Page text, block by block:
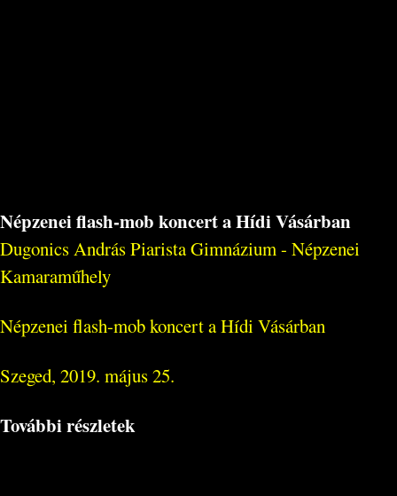
Népzenei flash-mob koncert a Hídi Vásárban
Dugonics András Piarista Gimnázium - Népzenei
Kamaraműhely
Népzenei flash-mob koncert a Hídi Vásárban
Szeged, 2019. május 25.
További részletek